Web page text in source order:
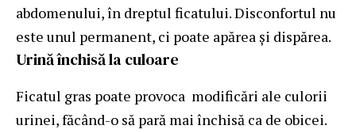
abdomenului, în dreptul ficatului. Disconfortul nu
este unul permanent, ci poate apărea și dispărea.
Urină închisă la culoare
Ficatul gras poate provoca modificări ale culorii
urinei, făcând-o să pară mai închisă ca de obicei.